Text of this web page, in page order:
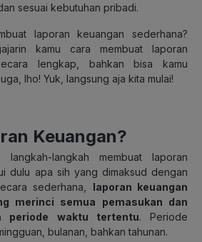
sesuai kebutuhan pribadi.
laporan keuangan sederhana?
kamu cara membuat laporan
lengkap, bahkan bisa kamu
lho! Yuk, langsung aja kita mulai!
Keuangan?
langkah membuat laporan
dulu apa sih yang dimaksud dengan
sederhana, laporan keuangan
merinci semua pemasukan dan
periode waktu tertentu. Periode
bulanan, bahkan tahunan.